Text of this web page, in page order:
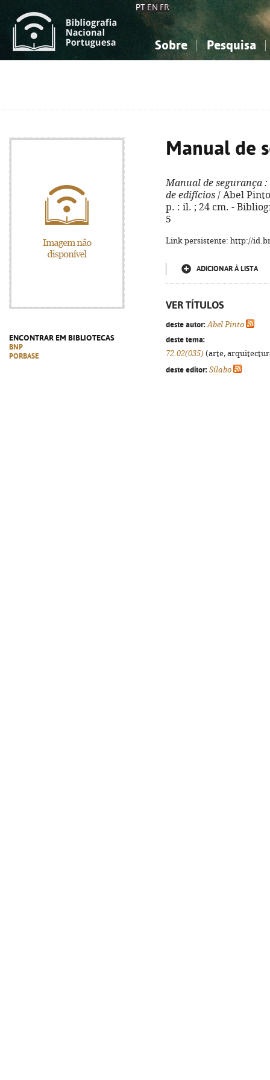
PT EN FR
Sobre Pesquisa
ENCONTRAR EM BIBLIOTECAS
BNP
PORBASE
Manual de
Manual de segurança :
de edifícios / Abel
p. : il. ; 24 cm. -
5
Link persistente: http://
ADICIONAR À LISTA
VER TÍTULOS
deste autor: Abel Pinto
deste tema:
72.02(035) (arte,
deste editor: Sílabo